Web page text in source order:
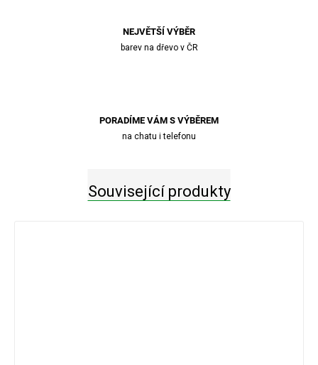
NEJVĚTŠÍ VÝBĚR
barev na dřevo v ČR
PORADÍME VÁM S VÝBĚREM
na chatu i telefonu
Související produkty